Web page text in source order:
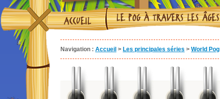
ACCUEIL LE POG À TRAVERS LES ÂGES
Navigation : Accueil > Les principales séries > World